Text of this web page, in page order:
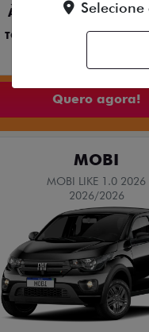
À VISTA POR R$
TORO FREEDOM TURBO 270
Quero agora!
MOBI
MOBI LIKE 1.0 2026
2026/2026